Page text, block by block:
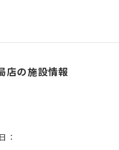
店の施設情報